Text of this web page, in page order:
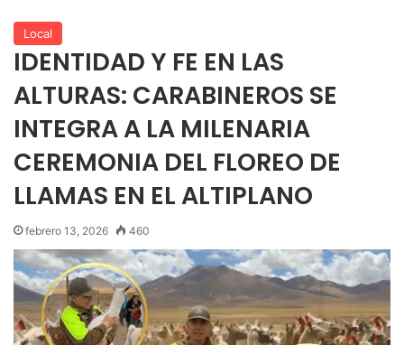
Local
IDENTIDAD Y FE EN LAS
ALTURAS: CARABINEROS SE
INTEGRA A LA MILENARIA
CEREMONIA DEL FLOREO DE
LLAMAS EN EL ALTIPLANO
febrero 13, 2026 460